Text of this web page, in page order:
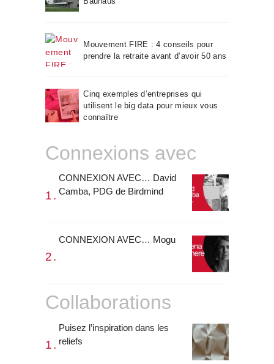
Mouvement FIRE : 4 conseils pour
prendre la retraite avant d’avoir 50 ans
Cinq exemples d’entreprises qui
utilisent le big data pour mieux vous
connaître
Connexions avec
CONNEXION AVEC… David
Camba, PDG de Birdmind
CONNEXION AVEC… Mogu
Collaborations
Puisez l’inspiration dans les
reliefs